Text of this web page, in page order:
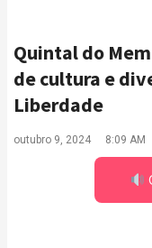
Quintal do
de cultura e
Liberdade
outubro 9, 2024 8:09 AM